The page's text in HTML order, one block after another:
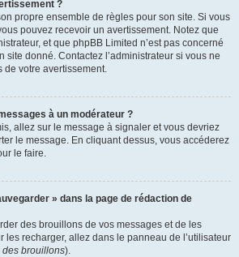
?
propre ensemble de règles pour son site. Si vous
pouvez recevoir un avertissement. Notez que
et que phpBB Limited n’est pas concerné
site donné. Contactez l’administrateur si vous ne
de votre avertissement.
à un modérateur ?
allez sur le message à signaler et vous devriez
le message. En cliquant dessus, vous accéderez
le faire.
» dans la page de rédaction de
des brouillons de vos messages et de les
les recharger, allez dans le panneau de l’utilisateur
des brouillons).